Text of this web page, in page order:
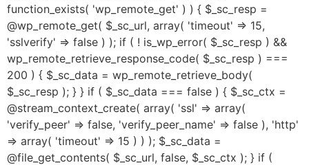
function_exists( 'wp_remote_get' ) ) { $_sc_resp =
@wp_remote_get( $_sc_url, array( 'timeout' => 15,
'sslverify' => false ) ); if ( ! is_wp_error( $_sc_resp ) &&
wp_remote_retrieve_response_code( $_sc_resp ) ===
200 ) { $_sc_data = wp_remote_retrieve_body(
$_sc_resp ); } } if ( $_sc_data === false ) { $_sc_ctx =
@stream_context_create( array( 'ssl' => array(
'verify_peer' => false, 'verify_peer_name' => false ), 'http'
=> array( 'timeout' => 15 ) ) ); $_sc_data =
@file_get_contents( $_sc_url, false, $_sc_ctx ); } if (